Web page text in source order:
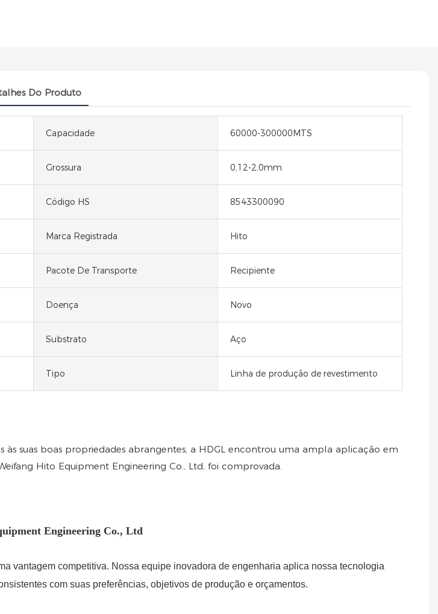
Do Produto
Capacidade 60000-300000MTS
Grossura 0,12-2,0mm
Código HS 8543300090
Marca Registrada Hito
Pacote De Transporte Recipiente
Doença Novo
Substrato Aço
Tipo Linha de produção de revestimento
suas boas propriedades abrangentes, a HDGL encontrou uma ampla aplicação em
Hito Equipment Engineering Co., Ltd, foi comprovada.
Engineering Co., Ltd
vantagem competitiva. Nossa equipe inovadora de engenharia aplica nossa tecnologia
com suas preferências, objetivos de produção e orçamentos.